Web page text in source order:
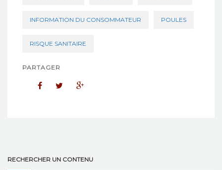
INFORMATION DU CONSOMMATEUR POULES
RISQUE SANITAIRE
PARTAGER
RECHERCHER UN CONTENU